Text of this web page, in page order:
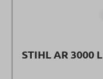
STIHL AR 3000 L